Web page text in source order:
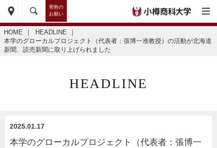
寄附の
お願い
HOME ｜ HEADLINE
｜
本学のグローカルプロジェクト（代表者：張博一准教授）の活動が北海道
新聞、読売新聞に取り上げられました
HEADLINE
2025.01.17
本学のグローカルプロジェクト（代表者：張博一